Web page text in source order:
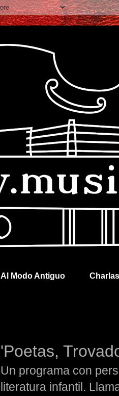
Al Modo Antiguo
'Poetas,
Un programa con
literatura infantil.